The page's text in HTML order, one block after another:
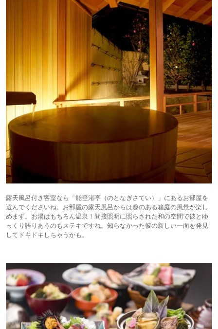
露天風呂付き客室なら「能登渚亭（のとなぎさてい）」にあるお部屋を
選んでくださいね。お部屋の露天風呂からは趣のある箱庭の風景が楽し
めます。お湯はもちろん温泉！間接照明に照らされた和の空間で彼とゆ
っくり語りあうのもステキですね。知らなかった彼の新しい一面を発見
してドキドキしちゃうかも。